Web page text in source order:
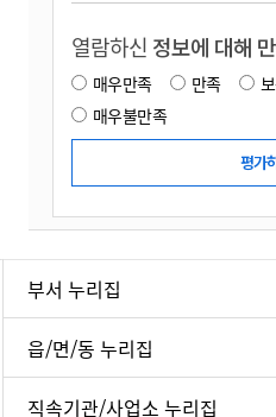
열람하신 정보에 대해
매우만족 만족
매우불만족
부서 누리집
읍/면/동 누리집
직속기관/사업소 누리집